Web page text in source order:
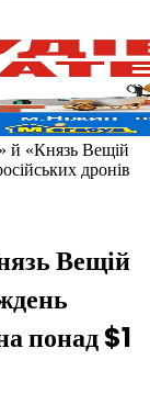
й «Князь Вещій
дронів
Вещій
понад $1